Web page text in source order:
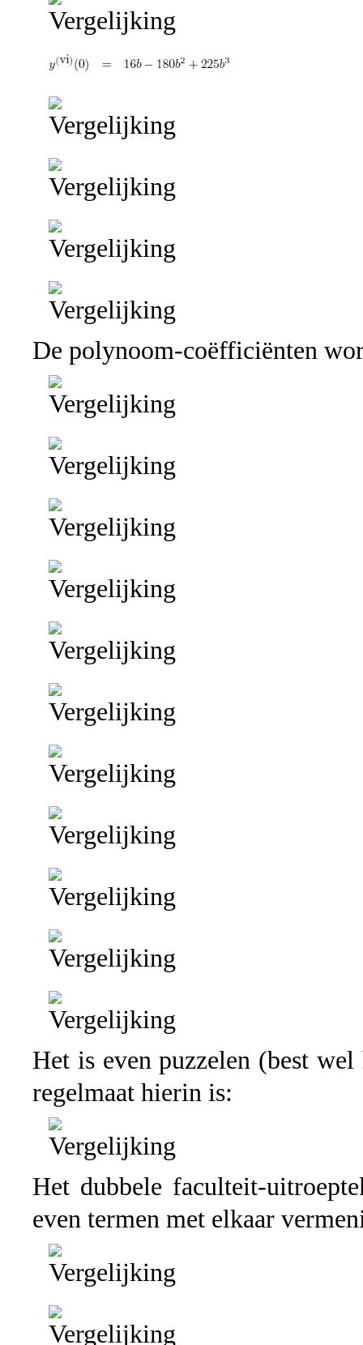
De polynoom-coëfficiënten
Het is even puzzelen (best
regelmaat hierin is:
Het dubbele faculteit-
even termen met elkaar